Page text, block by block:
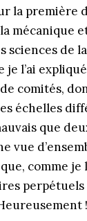
la première
mécanique
sciences de
je l’ai
comités,
échelles
que
vue
comme je
perpétuels
!